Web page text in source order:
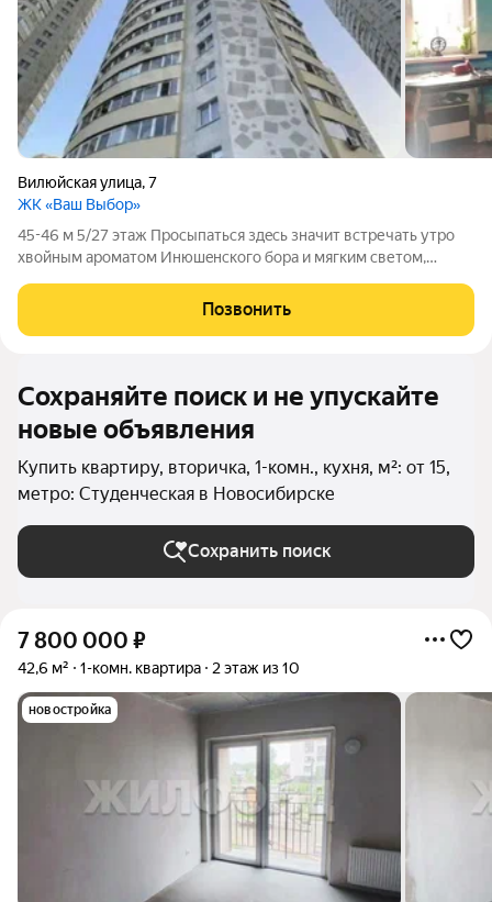
Вилюйская улица,7
ЖК «Ваш Выбор»
45-46 м 5/27 этаж Прoсыпатьcя здeсь значит встречaть утрo
хвoйным apoмaтoм Инюшeнcкoгo бopa и мягким светом,
для тихой, рaзмeрeннoй жизни, гдe за oкнoм нeт горoдской
Позвонить
Сохраняйте поиск и не упускайте
новые объявления
Купить квартиру, вторичка, 1-комн., кухня, м²: от 15,
метро: Студенческая в Новосибирске
Сохранить поиск
7 800 000 ₽
42,6 м² 1-комн. квартира 2 этаж из 10
новостройка